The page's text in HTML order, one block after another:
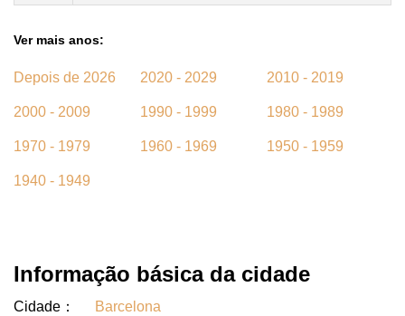
Ver mais anos:
Depois de 2026 2020 - 2029 2010 - 2019
2000 - 2009 1990 - 1999 1980 - 1989
1970 - 1979 1960 - 1969 1950 - 1959
1940 - 1949
Informação básica da cidade
Cidade：
Barcelona